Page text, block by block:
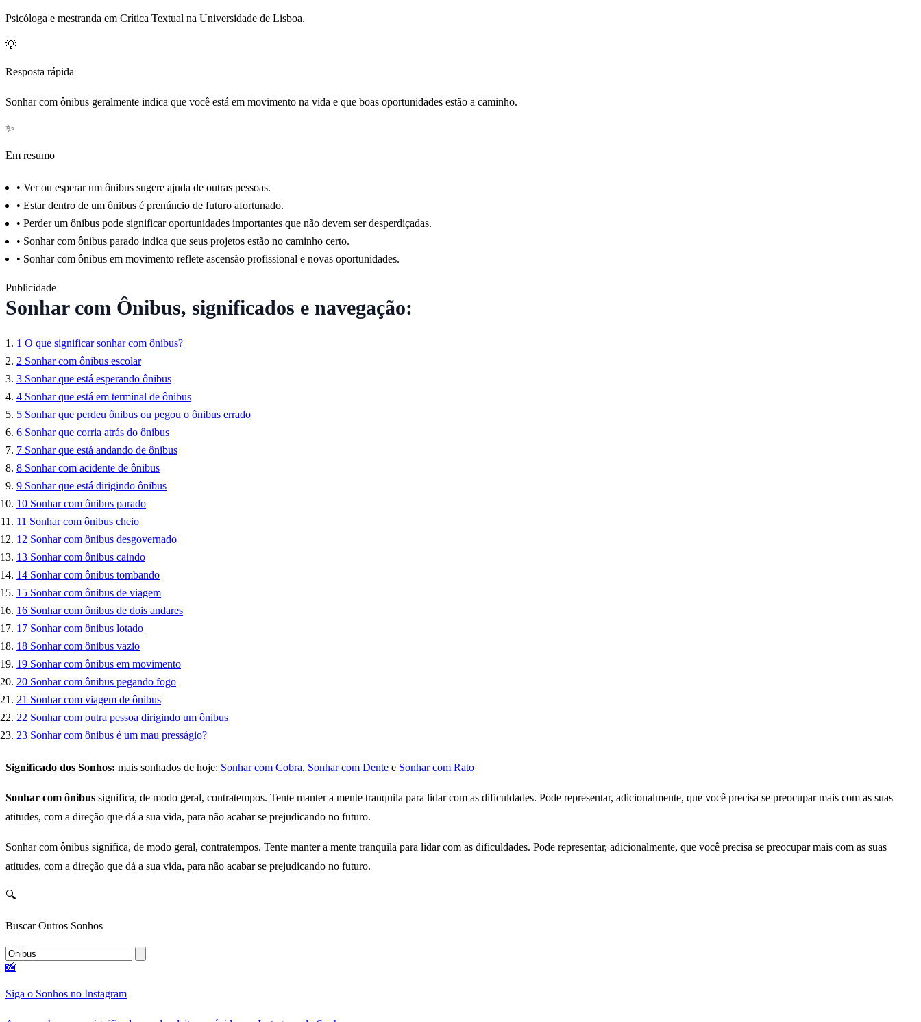
Psicóloga e mestranda em Crítica Textual na Universidade de Lisboa.
💡
Resposta rápida
Sonhar com ônibus geralmente indica que você está em movimento na vida e que boas oportunidades estão a caminho.
✨
Em resumo
• Ver ou esperar um ônibus sugere ajuda de outras pessoas.
• Estar dentro de um ônibus é prenúncio de futuro afortunado.
• Perder um ônibus pode significar oportunidades importantes que não devem ser desperdiçadas.
• Sonhar com ônibus parado indica que seus projetos estão no caminho certo.
• Sonhar com ônibus em movimento reflete ascensão profissional e novas oportunidades.
Publicidade
Sonhar com Ônibus, significados e navegação:
1 O que significar sonhar com ônibus?
2 Sonhar com ônibus escolar
3 Sonhar que está esperando ônibus
4 Sonhar que está em terminal de ônibus
5 Sonhar que perdeu ônibus ou pegou o ônibus errado
6 Sonhar que corria atrás do ônibus
7 Sonhar que está andando de ônibus
8 Sonhar com acidente de ônibus
9 Sonhar que está dirigindo ônibus
10 Sonhar com ônibus parado
11 Sonhar com ônibus cheio
12 Sonhar com ônibus desgovernado
13 Sonhar com ônibus caindo
14 Sonhar com ônibus tombando
15 Sonhar com ônibus de viagem
16 Sonhar com ônibus de dois andares
17 Sonhar com ônibus lotado
18 Sonhar com ônibus vazio
19 Sonhar com ônibus em movimento
20 Sonhar com ônibus pegando fogo
21 Sonhar com viagem de ônibus
22 Sonhar com outra pessoa dirigindo um ônibus
23 Sonhar com ônibus é um mau presságio?
Significado dos Sonhos: mais sonhados de hoje: Sonhar com Cobra, Sonhar com Dente e Sonhar com Rato
Sonhar com ônibus significa, de modo geral, contratempos. Tente manter a mente tranquila para lidar com as dificuldades. Pode representar, adicionalmente, que você precisa se preocupar mais com as suas
atitudes, com a direção que dá a sua vida, para não acabar se prejudicando no futuro.
Sonhar com ônibus significa, de modo geral, contratempos. Tente manter a mente tranquila para lidar com as dificuldades. Pode representar, adicionalmente, que você precisa se preocupar mais com as suas
atitudes, com a direção que dá a sua vida, para não acabar se prejudicando no futuro.
🔍
Buscar Outros Sonhos
📸
Siga o Sonhos no Instagram